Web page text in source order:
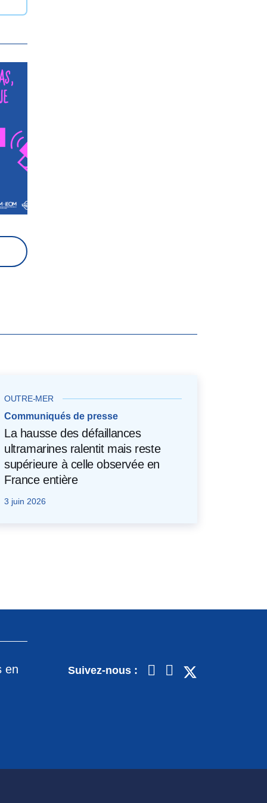
OUTRE-MER
Communiqués de presse
La hausse des défaillances
ultramarines ralentit mais reste
supérieure à celle observée en
France entière
3 juin 2026
en
Suivez-nous :